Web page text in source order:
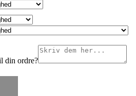
din ordre?